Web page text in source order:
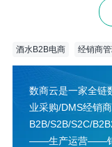
酒水B2B电商 经销商
数商云是一家全链
业采购/DMS经销
B2B/S2B/S2C/
——生产运营——销